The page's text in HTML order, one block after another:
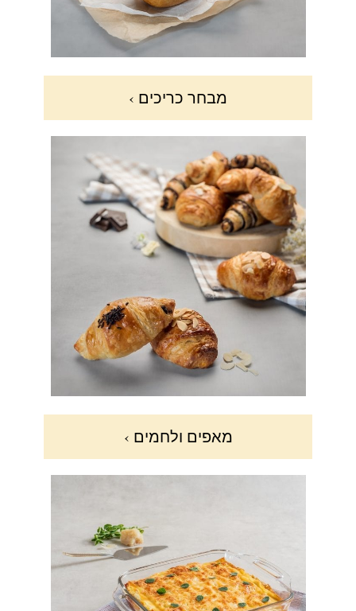
מבחר כריכים ›
מאפים ולחמים ›